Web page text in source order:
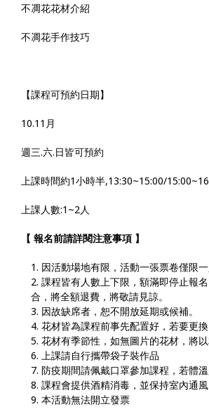
不凋花花材介紹
不凋花手作技巧
【課程可預約日期】
10.11月
週三.六.日皆可預約
上課時間約1小時半,13:30~15:00/
上課人數:1~2人
【 報名前請詳閱注意事項 】
因活動場地有限，活動一張票卷僅限
課程皆有人數上下限，額滿即停止報
合，將全額退費，將敬請見諒。
因故缺席者，恕不開放延期或候補。
花材皆為課程前事先配置好，若要更
花材有季節性，如無圖片的花材，將
上課請自行攜帶袋子裝作品
防疫期間請佩戴口罩參加課程，若體
課程會提供酒精消毒，並保持室內通
本活動無法開立發票